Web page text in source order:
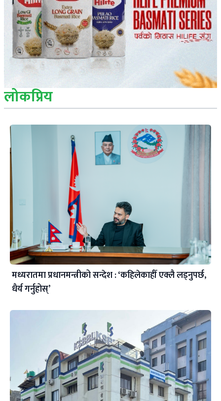
लोकप्रिय
मध्यरातमा प्रधानमन्त्रीको सन्देश : ‘कहिलेकाहीँ एक्लै लड्नुपर्छ,
धैर्य गर्नुहोस्’